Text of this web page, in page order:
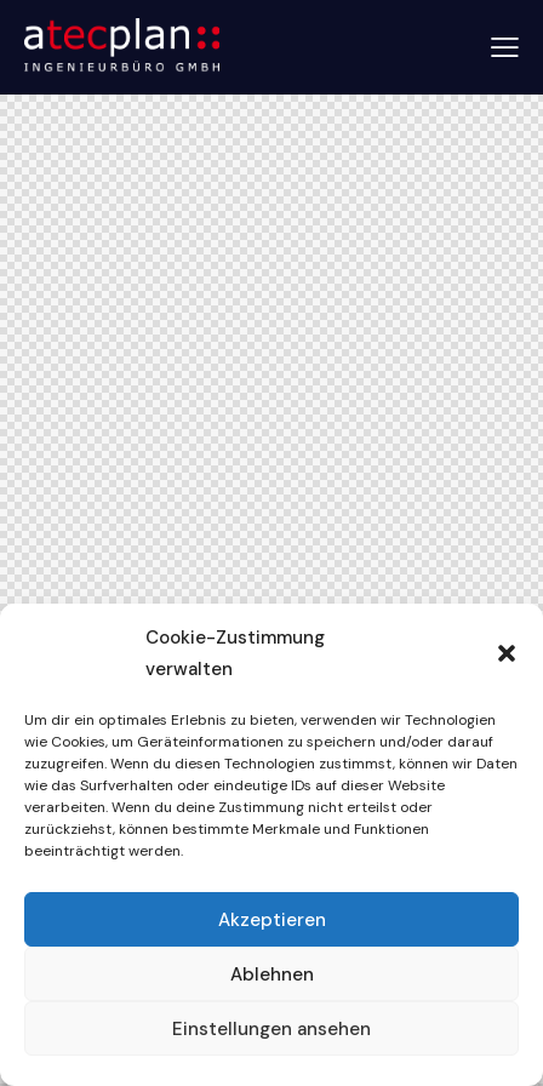
Cookie-Zustimmung
verwalten
Um dir ein optimales Erlebnis zu bieten, verwenden wir Technologien
wie Cookies, um Geräteinformationen zu speichern und/oder darauf
zuzugreifen. Wenn du diesen Technologien zustimmst, können wir Daten
wie das Surfverhalten oder eindeutige IDs auf dieser Website
verarbeiten. Wenn du deine Zustimmung nicht erteilst oder
zurückziehst, können bestimmte Merkmale und Funktionen
beeinträchtigt werden.
Akzeptieren
Ablehnen
Einstellungen ansehen